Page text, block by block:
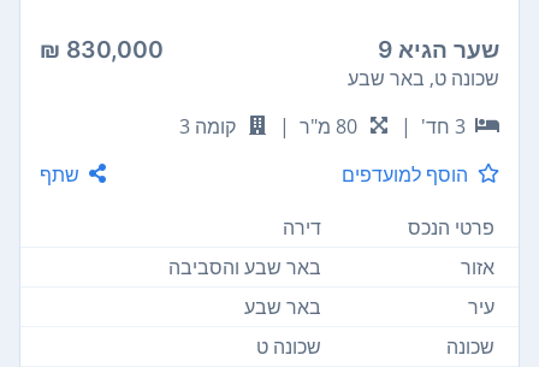
שער הגיא 9 830,000 ₪
שכונה ט, באר שבע
3 חד'
| 80 מ"ר |
קומה 3
הוסף למועדפים
שתף
פרטי הנכס
דירה
אזור
באר שבע והסביבה
עיר
באר שבע
שכונה
שכונה ט